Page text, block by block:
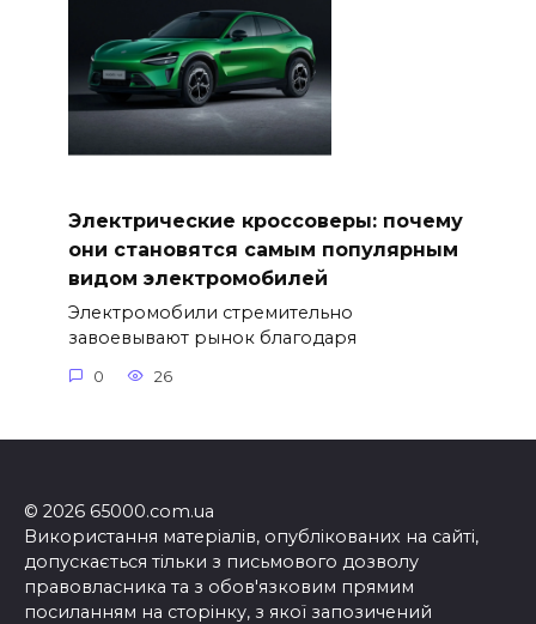
Электрические кроссоверы: почему
они становятся самым популярным
видом электромобилей
Электромобили стремительно
завоевывают рынок благодаря
0 26
© 2026 65000.com.ua
Використання матеріалів, опублікованих на сайті,
допускається тільки з письмового дозволу
правовласника та з обов'язковим прямим
посиланням на сторінку, з якої запозичений